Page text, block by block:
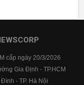
cấp ngày 20/3/2026
Gia Định - TP.HCM
- TP. Hà Nội